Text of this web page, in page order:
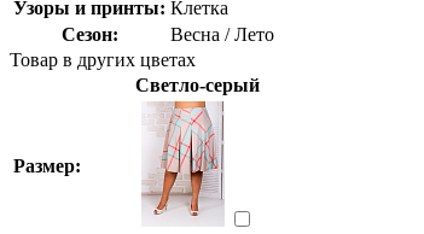
Узоры и принты: Клетка
Сезон:
Весна / Лето
Товар в других цветах
Светло-серый
Размер: